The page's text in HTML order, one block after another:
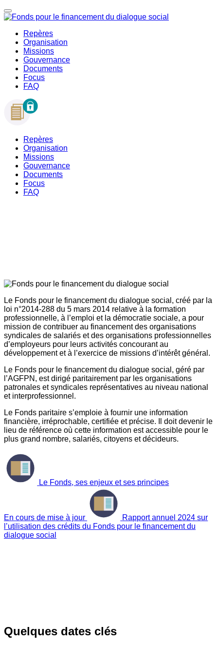
Repères
Organisation
Missions
Gouvernance
Documents
Focus
FAQ
Repères
Organisation
Missions
Gouvernance
Documents
Focus
FAQ
Le Fonds pour le financement du dialogue social, créé par la
loi n°2014-288 du 5 mars 2014 relative à la formation
professionnelle, à l’emploi et la démocratie sociale, a pour
mission de contribuer au financement des organisations
syndicales de salariés et des organisations professionnelles
d’employeurs pour leurs activités concourant au
développement et à l’exercice de missions d’intérêt général.
Le Fonds pour le financement du dialogue social, géré par
l’AGFPN, est dirigé paritairement par les organisations
patronales et syndicales représentatives au niveau national
et interprofessionnel.
Le Fonds paritaire s’emploie à fournir une information
financière, irréprochable, certifiée et précise. Il doit devenir le
lieu de référence où cette information est accessible pour le
plus grand nombre, salariés, citoyens et décideurs.
Le Fonds, ses enjeux et ses principes
En cours de mise à jour
Rapport annuel 2024 sur
l’utilisation des crédits du Fonds pour le financement du
dialogue social
Quelques dates clés